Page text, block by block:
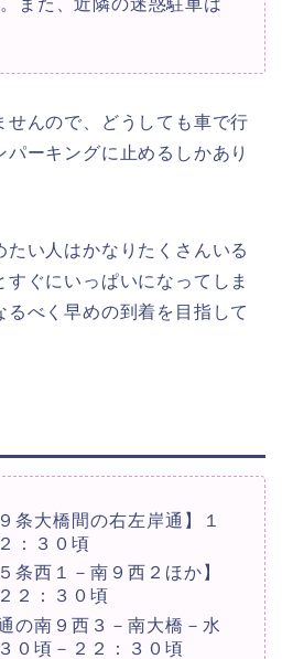
また、近隣の迷惑駐車は
せんので、どうしても車で行
パーキングに止めるしかあり
い人はかなりたくさんいる
ぐにいっぱいになってしま
べく早めの到着を目指して
条大橋間の右左岸通】１
：３０頃
条西１－南９西２ほか】
２：３０頃
の南９西３－南大橋－水
０頃－２２：３０頃